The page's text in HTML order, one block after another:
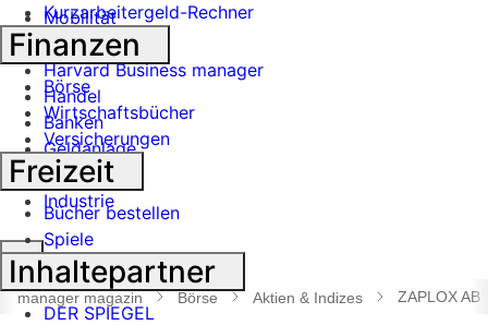
Mobilität
Tech
Harvard Business manager
Handel
Banken
Geldanlage
Börse
Industrie
Suche
öffnen
manager magazin Börse Aktien & Indizes ZAPLOX AB
Kurzarbeitergeld-Rechner
Finanzen
Börse
Wirtschaftsbücher
Versicherungen
Freizeit
Bücher bestellen
Spiele
Inhaltepartner
DER SPIEGEL